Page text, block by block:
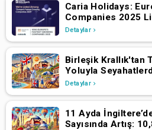
Caria Holidays:
Companies 2025
Detaylar
Birleşik Krallık'tan
Yoluyla
Büyüme
Detaylar
11 Ayda
Sayısında Artış: